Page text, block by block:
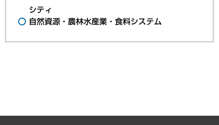
シティ
自然資源・農林水産業・食料システム